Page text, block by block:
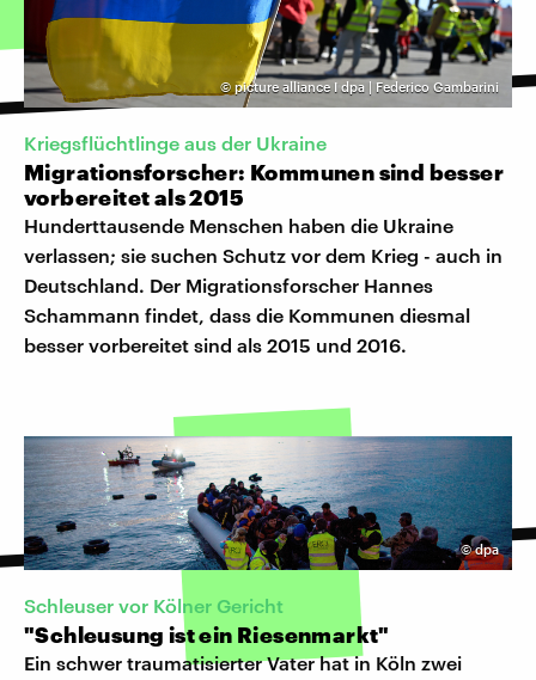
© picture alliance I dpa | Federico Gambarini
Kriegsflüchtlinge aus der Ukraine
Migrationsforscher: Kommunen sind besser
vorbereitet als 2015
Hunderttausende Menschen haben die Ukraine
verlassen; sie suchen Schutz vor dem Krieg - auch in
Deutschland. Der Migrationsforscher Hannes
Schammann findet, dass die Kommunen diesmal
besser vorbereitet sind als 2015 und 2016.
©dpa
Schleuser vor Kölner Gericht
"Schleusung ist ein Riesenmarkt"
Ein schwer traumatisierter Vater hat in Köln zwei